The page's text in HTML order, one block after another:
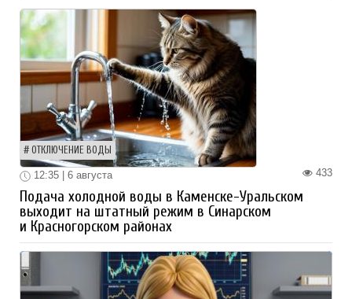
ОТКЛЮЧЕНИЕ ВОДЫ
433
12:35 | 6 августа
Подача холодной воды в Каменске-Уральском
выходит на штатный режим в Синарском
и Красногорском районах